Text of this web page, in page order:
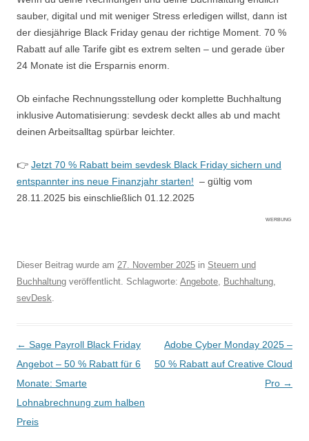
sauber, digital und mit weniger Stress erledigen willst, dann ist
der diesjährige Black Friday genau der richtige Moment. 70 %
Rabatt auf alle Tarife gibt es extrem selten – und gerade über
24 Monate ist die Ersparnis enorm.
Ob einfache Rechnungsstellung oder komplette Buchhaltung
inklusive Automatisierung: sevdesk deckt alles ab und macht
deinen Arbeitsalltag spürbar leichter.
👉 Jetzt 70 % Rabatt beim sevdesk Black Friday sichern und
entspannter ins neue Finanzjahr starten! – gültig vom
28.11.2025 bis einschließlich 01.12.2025
WERBUNG
Dieser Beitrag wurde am 27. November 2025 in Steuern und
Buchhaltung veröffentlicht. Schlagworte: Angebote, Buchhaltung,
sevDesk.
Beitrags-Navigation
← Sage Payroll Black Friday
Angebot – 50 % Rabatt für 6
Monate: Smarte
Lohnabrechnung zum halben
Preis
Adobe Cyber Monday 2025 –
50 % Rabatt auf Creative Cloud
Pro →